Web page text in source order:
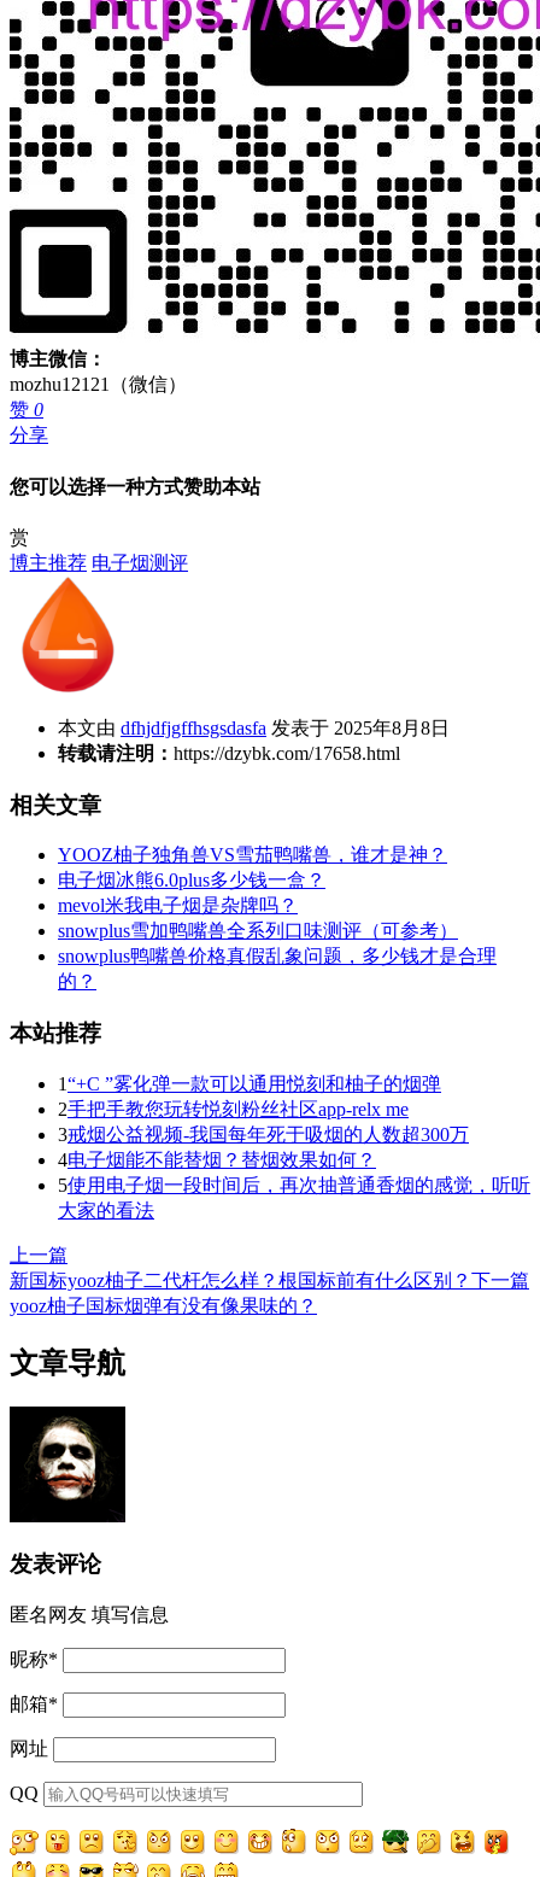
博主微信：
mozhu12121（微信）
赞 0
分享
您可以选择一种方式赞助本站
赏
博主推荐 电子烟测评
本文由 dfhjdfjgffhsgsdasfa 发表于 2025年8月8日
转载请注明： https://dzybk.com/17658.html
相关文章
YOOZ柚子独角兽VS雪茄鸭嘴兽，谁才是神？
电子烟冰熊6.0plus多少钱一盒？
mevol米我电子烟是杂牌吗？
snowplus雪加鸭嘴兽全系列口味测评（可参考）
snowplus鸭嘴兽价格真假乱象问题，多少钱才是合理
的？
本站推荐
1“+C ”雾化弹一款可以通用悦刻和柚子的烟弹
2手把手教您玩转悦刻粉丝社区app-relx me
3戒烟公益视频-我国每年死于吸烟的人数超300万
4电子烟能不能替烟？替烟效果如何？
5使用电子烟一段时间后，再次抽普通香烟的感觉，听听
大家的看法
上一篇
新国标yooz柚子二代杆怎么样？根国标前有什么区别？ 下一篇
yooz柚子国标烟弹有没有像果味的？
文章导航
发表评论
匿名网友 填写信息
昵称*
邮箱*
网址
QQ